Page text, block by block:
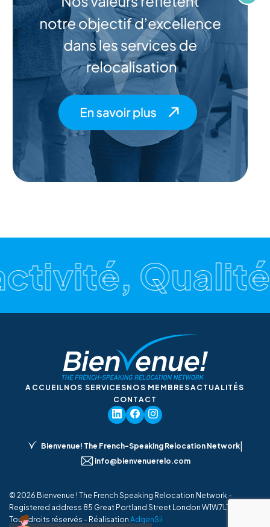
Qualité
ACCUEILNOS SERVICESNOS MEMBRESACTUALITÉS
CONTACT
Bienvenue! The French-Speaking Relocation Network|
info@bienvenuerelo.com
© 2026 Bienvenue ! The French Speaking Relocation Network -
Registered address 85 Great Portland Street London W1W7LT UK -
Tous droits réservés - Réalisation AdgenSii